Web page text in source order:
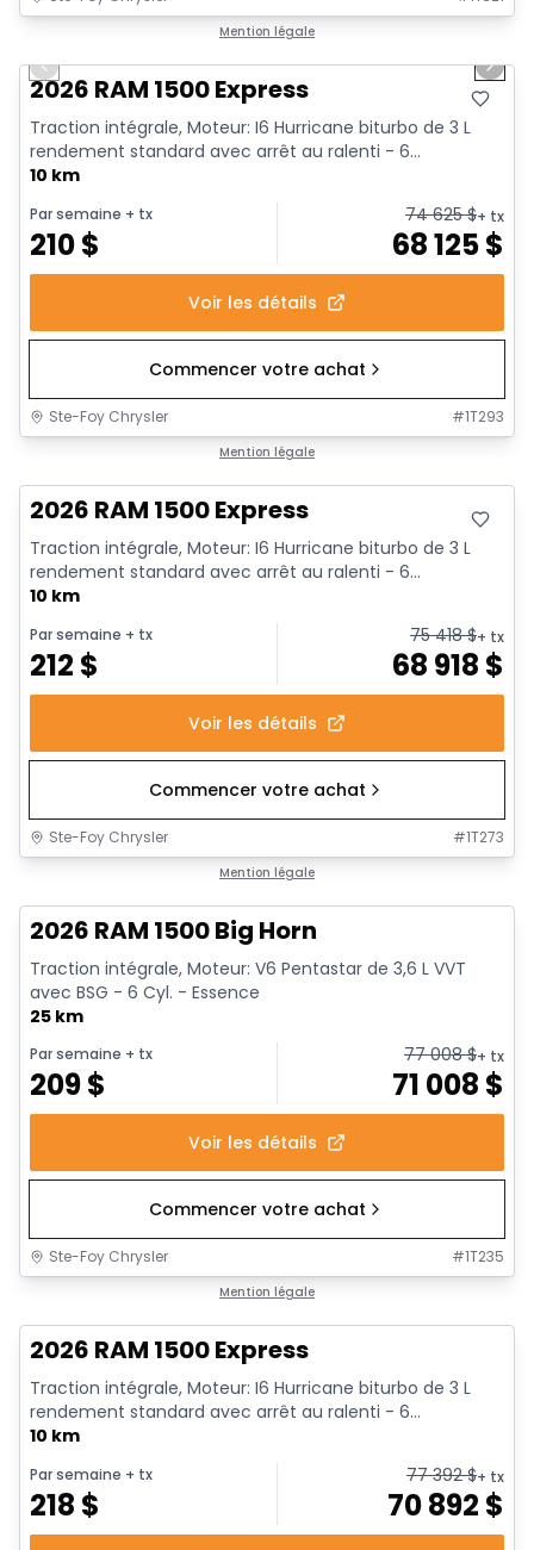
Mention légale
Previous slide Next
2026 RAM 1500 Express
Traction intégrale, Moteur: I6 Hurricane biturbo de 3 L
rendement standard avec arrêt au ralenti - 6...
10 km
Par semaine + tx
210$
74 625$+ tx
68 125$
Voir les détails
Commencer votre achat
Ste-Foy Chrysler #1T293
Mention légale
2026 RAM 1500 Express
Traction intégrale, Moteur: I6 Hurricane biturbo de 3 L
rendement standard avec arrêt au ralenti - 6...
10 km
Par semaine + tx
212 $
75 418$+ tx
68 918 $
Voir les détails
Commencer votre achat
Ste-Foy Chrysler #1T273
Mention légale
2026 RAM 1500 Big Horn
Traction intégrale, Moteur: V6 Pentastar de 3,6 L VVT
avec BSG - 6 Cyl. - Essence
25 km
Par semaine + tx
209$
77 008$+ tx
71 008 $
Voir les détails
Commencer votre achat
Ste-Foy Chrysler #1T235
Mention légale
2026 RAM 1500 Express
Traction intégrale, Moteur: I6 Hurricane biturbo de 3 L
rendement standard avec arrêt au ralenti - 6...
10 km
Par semaine + tx
218 $
77 392$+ tx
70 892 $